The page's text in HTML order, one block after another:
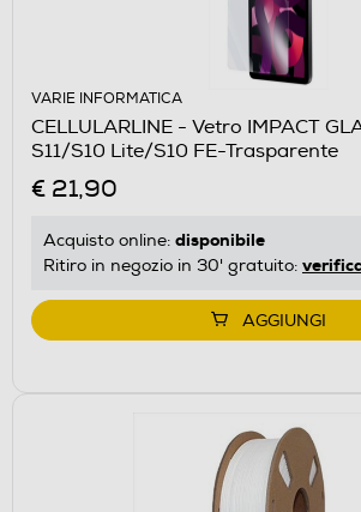
VARIE INFORMATICA
CELLULARLINE - Vetro IMPACT
S11/S10 Lite/S10 FE-Trasparente
€ 21,90
Acquisto online: disponibile
Ritiro in negozio in 30' gratuito:
AGGIUNGI